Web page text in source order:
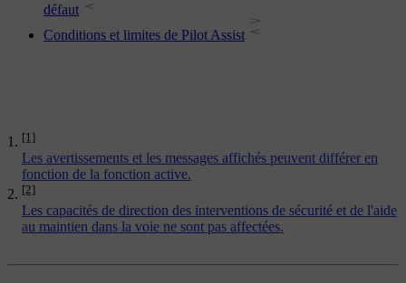
[1]
Les avertissements et les messages affichés peuvent différer en
fonction de la fonction active.
[2]
Les capacités de direction des interventions de sécurité et de l'aide
au maintien dans la voie ne sont pas affectées.
défaut
Conditions et limites de Pilot Assist